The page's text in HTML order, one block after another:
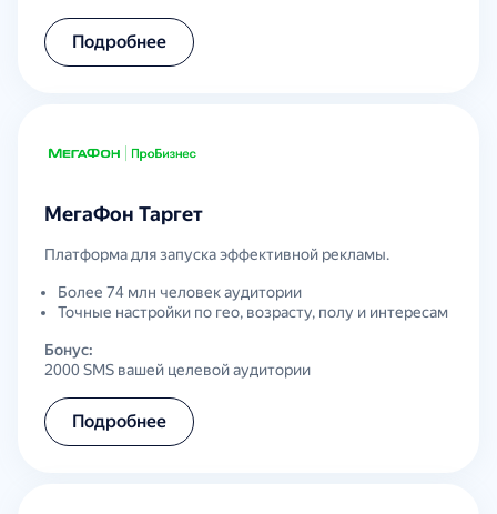
Подробнее
МегаФон Таргет
Платформа для запуска эффективной рекламы.
Более 74 млн человек аудитории
Точные настройки по гео, возрасту, полу и интересам
Бонус:
2000 SMS вашей целевой аудитории
Подробнее